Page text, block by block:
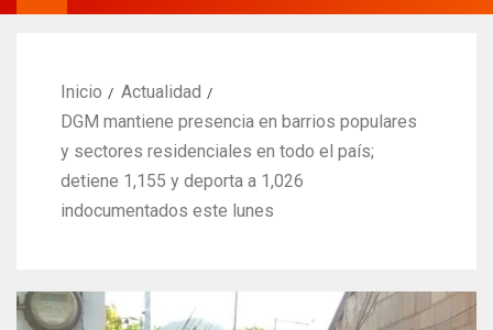
Inicio
Actualidad
DGM mantiene presencia en barrios populares
y sectores residenciales en todo el país;
detiene 1,155 y deporta a 1,026
indocumentados este lunes